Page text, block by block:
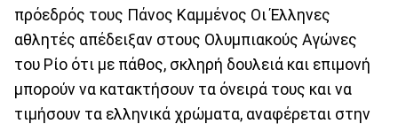
πρόεδρός τους Πάνος Καμμένος Οι Έλληνες
αθλητές απέδειξαν στους Ολυμπιακούς Αγώνες
του Ρίο ότι με πάθος, σκληρή δουλειά και επιμονή
μπορούν να κατακτήσουν τα όνειρά τους και να
τιμήσουν τα ελληνικά χρώματα, αναφέρεται στην